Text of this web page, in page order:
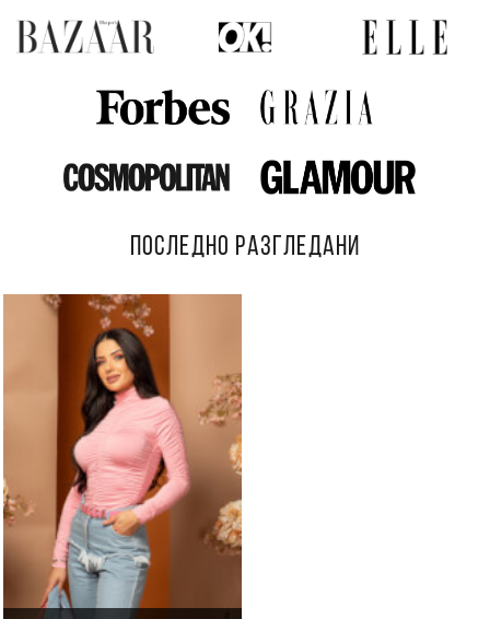
ПОСЛЕДНО РАЗГЛЕДАНИ